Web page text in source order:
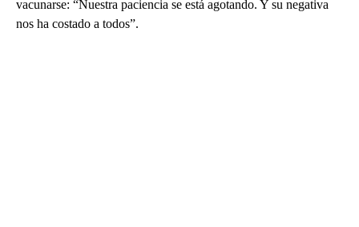
vacunarse: “Nuestra paciencia se está agotando. Y su negativa
nos ha costado a todos”.